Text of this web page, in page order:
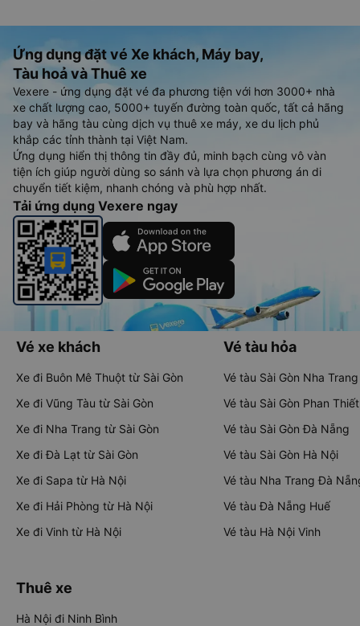
Ứng dụng đặt vé Xe khách, Máy bay,
Tàu hoả và Thuê xe
Vexere - ứng dụng đặt vé đa phương tiện với hơn 3000+ nhà
xe chất lượng cao, 5000+ tuyến đường toàn quốc, tất cả hãng
bay và hãng tàu cùng dịch vụ thuê xe máy, xe du lịch phủ
khắp các tỉnh thành tại Việt Nam.
Ứng dụng hiển thị thông tin đầy đủ, minh bạch cùng vô vàn
tiện ích giúp người dùng so sánh và lựa chọn phương án di
chuyển tiết kiệm, nhanh chóng và phù hợp nhất.
Tải ứng dụng Vexere ngay
Vé xe khách
Xe đi Buôn Mê Thuột từ Sài Gòn
Xe đi Vũng Tàu từ Sài Gòn
Xe đi Nha Trang từ Sài Gòn
Xe đi Đà Lạt từ Sài Gòn
Xe đi Sapa từ Hà Nội
Xe đi Hải Phòng từ Hà Nội
Xe đi Vinh từ Hà Nội
Vé tàu hỏa
Vé tàu Sài Gòn Nha Trang
Vé tàu Sài Gòn Phan Thiết
Vé tàu Sài Gòn Đà Nẵng
Vé tàu Sài Gòn Hà Nội
Vé tàu Nha Trang Đà
Vé tàu Đà Nẵng Huế
Vé tàu Hà Nội Vinh
Thuê xe
Hà Nội đi Ninh Bình